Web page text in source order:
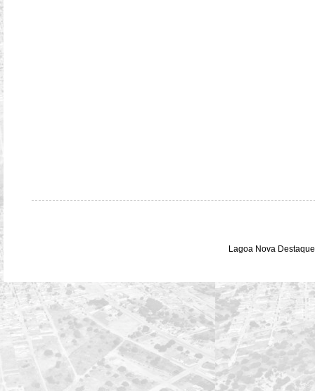
Lagoa Nova